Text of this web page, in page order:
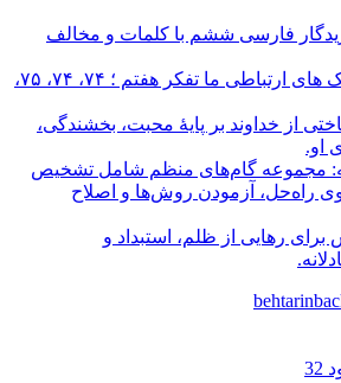
فارسی ششم با کلمات و مخالف
جواب فعالیت سبک های ارتباطی ما تفکر هفتم ؛ ۷۴، ۷۴، ۷۵،
از خداوند بر پایهٔ محبت، بخشندگی،
او.
مجموعه گام‌های منظم شامل تشخیص
راه‌حل، آزمودن روش‌ها و اصلاح
برای رهایی از ظلم، استبداد و